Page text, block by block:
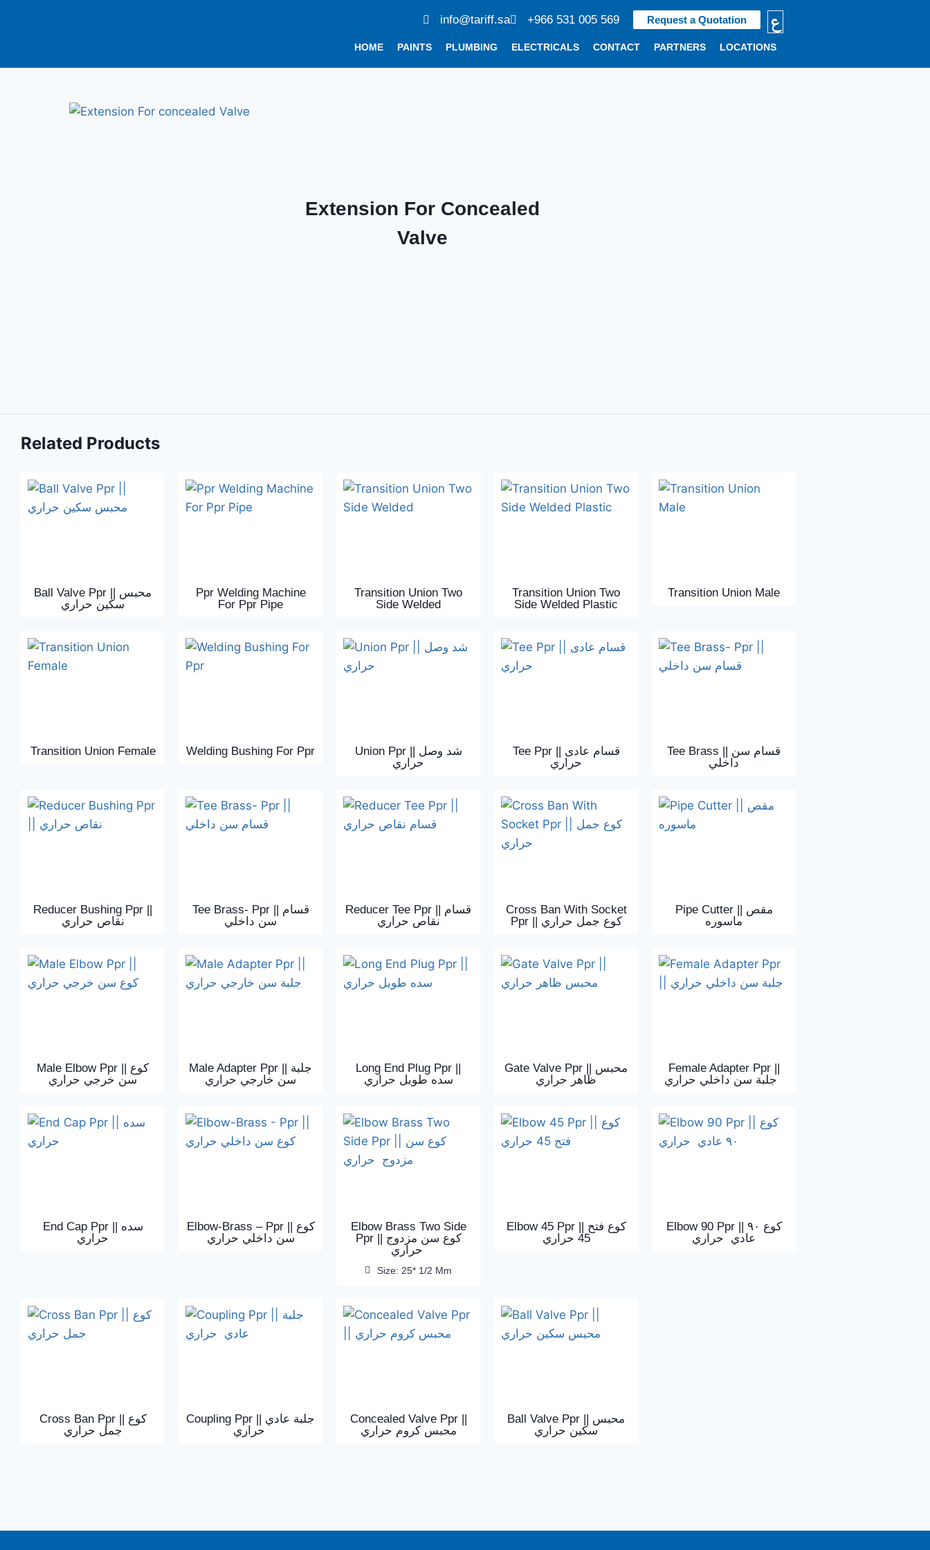
info@tariff.sa +966 531 005 569 Request a Quotation ع
HOME PAINTS PLUMBING ELECTRICALS CONTACT PARTNERS LOCATIONS
Extension For Concealed
Valve
Related Products
Ball Valve Ppr || محبس
سكين حراري
Ppr Welding Machine
For Ppr Pipe
Transition Union Two
Side Welded
Transition Union Two
Side Welded Plastic
Transition Union Male
Transition Union Female Welding Bushing For Ppr
Union Ppr || شد وصل
حراري
Tee Ppr || قسام عادى
حراري
Tee Brass || قسام سن
داخلي
Reducer Bushing Ppr ||
نقاص حراري
Tee Brass- Ppr || قسام
سن داخلي
Reducer Tee Ppr || قسام
نقاص حراري
Cross Ban With Socket
Ppr || كوع جمل حراري
Pipe Cutter || مقص
ماسوره
Male Elbow Ppr || كوع
سن خرجي حراري
Male Adapter Ppr || جلبة
سن خارجي حراري
Long End Plug Ppr ||
سده طويل حراري
Gate Valve Ppr || محبس
ظاهر حراري
Female Adapter Ppr ||
End Cap Ppr || سده
حراري
Elbow-Brass – Ppr || كوع
سن داخلي حراري
Elbow Brass Two Side
Ppr || كوع سن مزدوج
حراري
Size: 25* 1/2 Mm
Elbow 45 Ppr || كوع فتح
45 حراري
Elbow 90 Ppr || كوع ٩٠
عادي حراري
Cross Ban Ppr || كوع
جمل حراري
Coupling Ppr || جلبة عادي
حراري
Concealed Valve Ppr ||
محبس كروم حراري
Ball Valve Ppr || محبس
سكين حراري